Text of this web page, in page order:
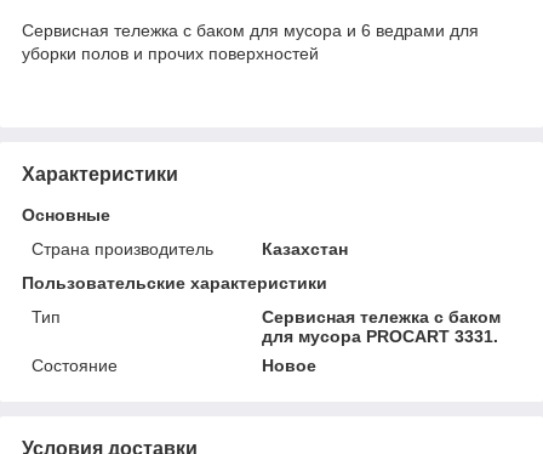
Сервисная тележка с баком для мусора и 6 ведрами для
уборки полов и прочих поверхностей
Характеристики
Основные
Страна производитель
Казахстан
Пользовательские характеристики
Тип
Сервисная тележка с баком
для мусора PROCART 3331.
Состояние
Новое
Условия доставки